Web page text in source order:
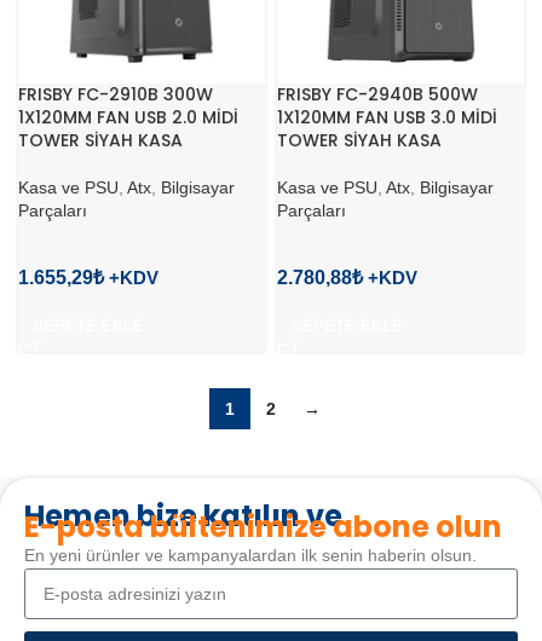
FRISBY FC-2910B 300W
1X120MM FAN USB 2.0 MİDİ
TOWER SİYAH KASA
Kasa ve PSU Atx Bilgisayar
Parçaları
1.655,29₺
FRISBY FC-2940B 500W
1X120MM FAN USB 3.0 MİDİ
TOWER SİYAH KASA
Kasa ve PSU Atx Bilgisayar
Parçaları
2.780,88₺
1 2 →
Hemen bize katılın ve
E-posta bültenimize abone olun
En yeni ürünler ve kampanyalardan ilk senin haberin olsun.